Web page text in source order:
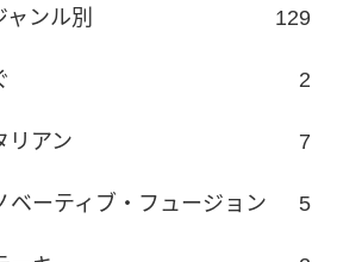
ンル別 129
2
リアン 7
ベーティブ・フュージョン 5